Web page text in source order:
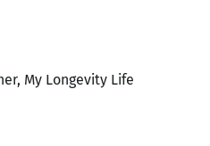
My Longevity Life